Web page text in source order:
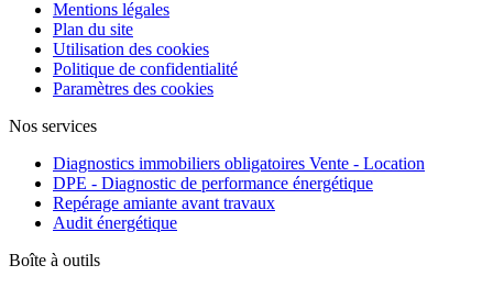
Mentions légales
Plan du site
Utilisation des cookies
Politique de confidentialité
Paramètres des cookies
Nos services
Diagnostics immobiliers obligatoires Vente - Location
DPE - Diagnostic de performance énergétique
Repérage amiante avant travaux
Audit énergétique
Boîte à outils